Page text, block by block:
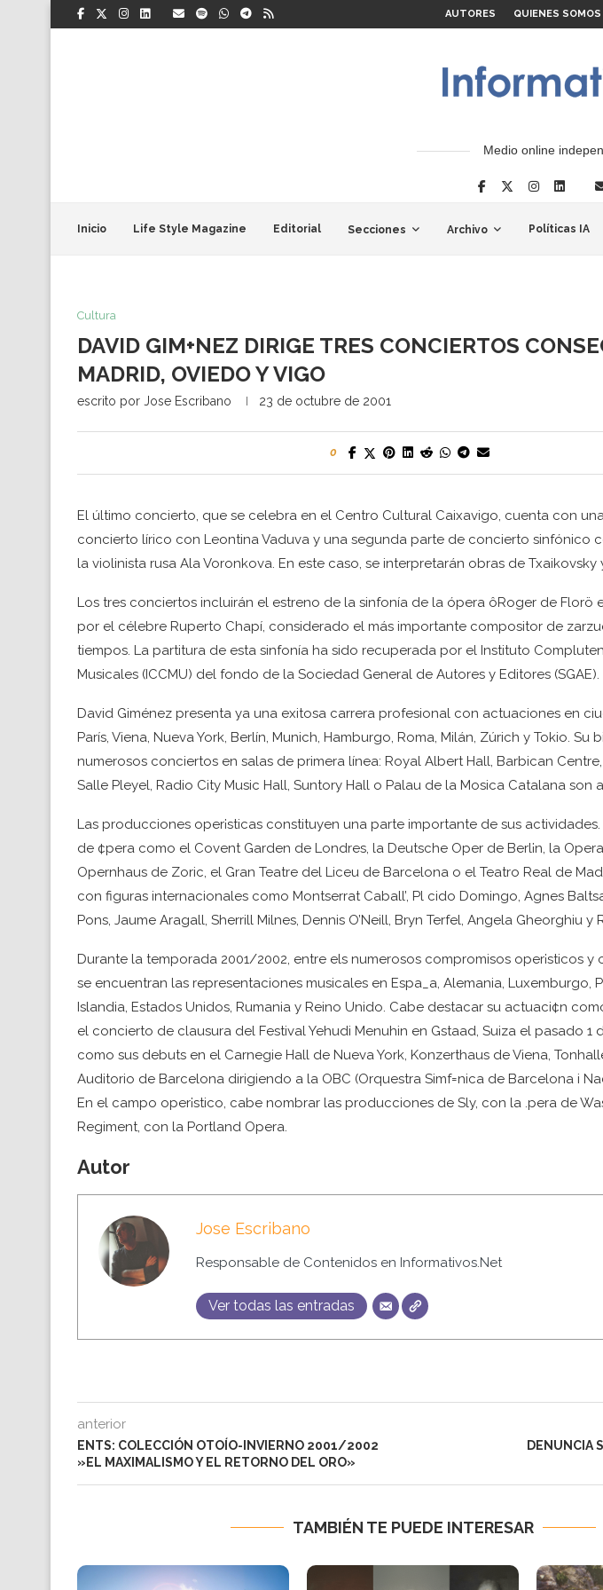
AUTORES QUIENES SOMOS
Medio online
Inicio Life Style Magazine Editorial Secciones Archivo Políticas IA
Cultura
DAVID GIM+NEZ DIRIGE TRES CONCIERTOS
MADRID, OVIEDO Y VIGO
escrito por Jose Escribano 23 de octubre de 2001
0
El último concierto, que se celebra en el Centro Cultural Caixavigo, cuenta con
concierto lírico con Leontina Vaduva y una segunda parte de concierto sinfónico
la violinista rusa Ala Voronkova. En este caso, se interpretarán obras de Txaikovsky
Los tres conciertos incluirán el estreno de la sinfonía de la ópera ôRoger de Florö
por el célebre Ruperto Chapí, considerado el más importante compositor de
tiempos. La partitura de esta sinfonía ha sido recuperada por el Instituto
Musicales (ICCMU) del fondo de la Sociedad General de Autores y Editores (SGAE).
David Giménez presenta ya una exitosa carrera profesional con actuaciones en
París, Viena, Nueva York, Berlín, Munich, Hamburgo, Roma, Milán, Zúrich y Tokio.
numerosos conciertos en salas de primera línea: Royal Albert Hall, Barbican
Salle Pleyel, Radio City Music Hall, Suntory Hall o Palau de la Mosica Catalana son
Las producciones oper¡sticas constituyen una parte importante de sus
de ¢pera como el Covent Garden de Londres, la Deutsche Oper de Berl¡n, la
Opernhaus de Zoric, el Gran Teatre del Liceu de Barcelona o el Teatro Real de
con figuras internacionales como Montserrat Caball’, Pl cido Domingo, Agnes
Pons, Jaume Aragall, Sherrill Milnes, Dennis O’Neill, Bryn Terfel, Angela Gheorghiu y
Durante la temporada 2001/2002, entre els numerosos compromisos oper¡sticos y
se encuentran las representaciones musicales en Espa_a, Alemania, Luxemburgo,
Islandia, Estados Unidos, Rumania y Reino Unido. Cabe destacar su actuaci¢n
el concierto de clausura del Festival Yehudi Menuhin en Gstaad, Suiza el pasado 1
como sus debuts en el Carnegie Hall de Nueva York, Konzerthaus de Viena,
Auditorio de Barcelona dirigiendo a la OBC (Orquestra Simf=nica de Barcelona i
En el campo oper¡stico, cabe nombrar las producciones de Sly, con la .pera de
Regiment, con la Portland Opera.
Autor
Jose Escribano
Responsable de Contenidos en Informativos.Net
Ver todas las entradas
anterior
ENTS: COLECCIÓN OTOÍO-INVIERNO 2001/2002
»EL MAXIMALISMO Y EL RETORNO DEL ORO»
DENUNCIA
TAMBIÉN TE PUEDE INTERESAR